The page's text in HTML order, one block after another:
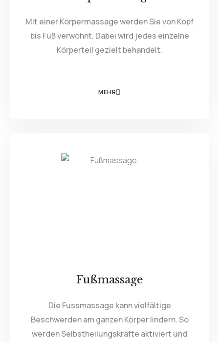
Mit einer Körpermassage werden Sie von Kopf
bis Fuß verwöhnt. Dabei wird jedes einzelne
Körperteil gezielt behandelt.
MEHR
Fußmassage
Die Fussmassage kann vielfältige
Beschwerden am ganzen Körper lindern. So
werden Selbstheilungskräfte aktiviert und